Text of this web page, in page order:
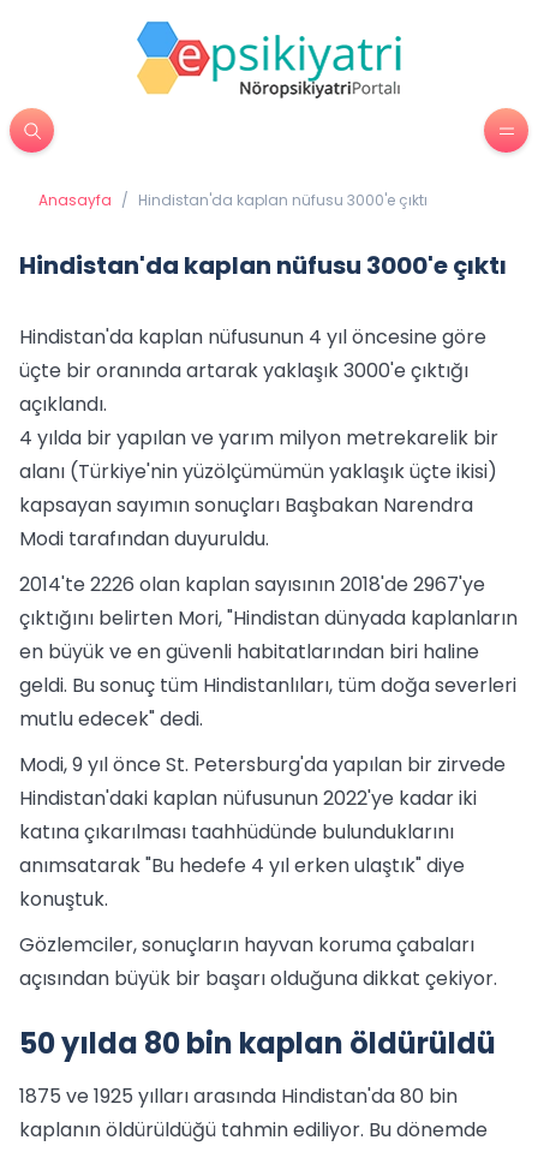
Anasayfa / Hindistan'da kaplan nüfusu 3000'e çıktı
Hindistan'da kaplan nüfusu 3000'e çıktı
Hindistan'da kaplan nüfusunun 4 yıl öncesine göre
üçte bir oranında artarak yaklaşık 3000'e çıktığı
açıklandı.
4 yılda bir yapılan ve yarım milyon metrekarelik bir
alanı (Türkiye'nin yüzölçümümün yaklaşık üçte ikisi)
kapsayan sayımın sonuçları Başbakan Narendra
Modi tarafından duyuruldu.
2014'te 2226 olan kaplan sayısının 2018'de 2967'ye
çıktığını belirten Mori, "Hindistan dünyada kaplanların
en büyük ve en güvenli habitatlarından biri haline
geldi. Bu sonuç tüm Hindistanlıları, tüm doğa severleri
mutlu edecek" dedi.
Modi, 9 yıl önce St. Petersburg'da yapılan bir zirvede
Hindistan'daki kaplan nüfusunun 2022'ye kadar iki
katına çıkarılması taahhüdünde bulunduklarını
anımsatarak "Bu hedefe 4 yıl erken ulaştık" diye
konuştuk.
Gözlemciler, sonuçların hayvan koruma çabaları
açısından büyük bir başarı olduğuna dikkat çekiyor.
50 yılda 80 bin kaplan öldürüldü
1875 ve 1925 yılları arasında Hindistan'da 80 bin
kaplanın öldürüldüğü tahmin ediliyor. Bu dönemde